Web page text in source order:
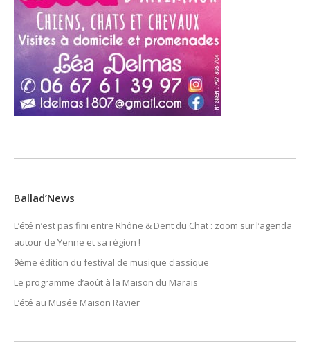
Ballad’News
L’été n’est pas fini entre Rhône & Dent du Chat : zoom sur l’agenda
autour de Yenne et sa région !
9ème édition du festival de musique classique
Le programme d’août à la Maison du Marais
L’été au Musée Maison Ravier